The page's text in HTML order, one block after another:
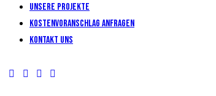
Unsere Projekte
KOSTENVORANSCHLAG ANFRAGEN
Kontakt uns